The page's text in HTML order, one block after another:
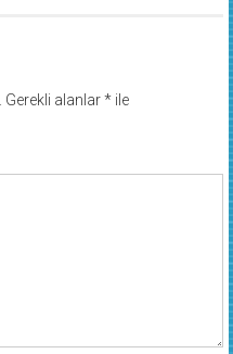
Gerekli alanlar*ile